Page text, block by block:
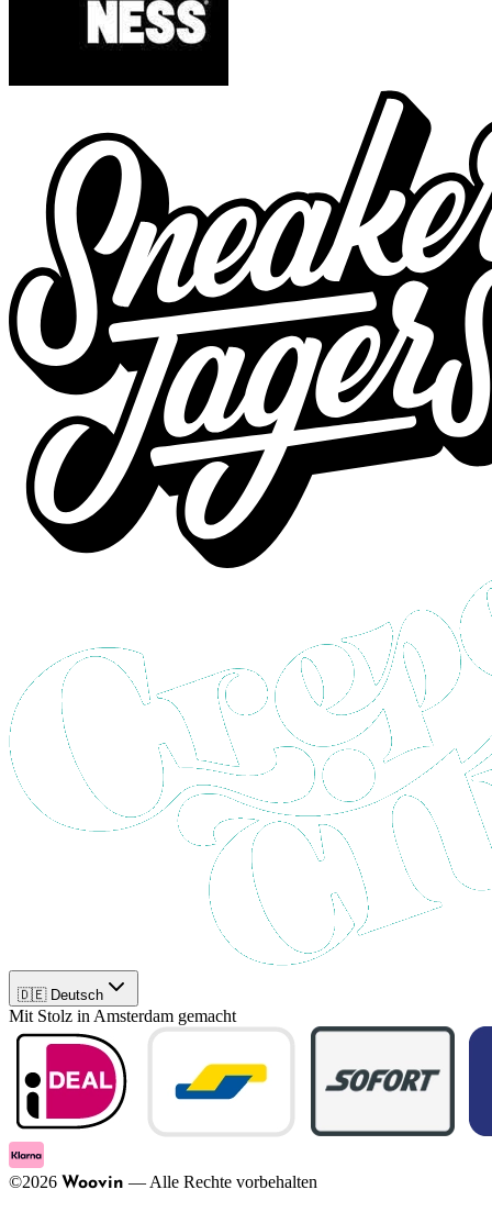
🇩🇪 Deutsch
Mit Stolz in Amsterdam gemacht
©2026 Woovin — Alle Rechte vorbehalten